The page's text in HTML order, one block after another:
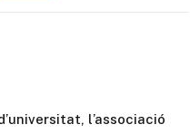
l’associació